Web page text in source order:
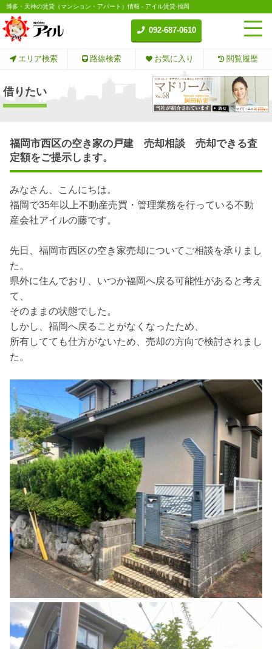
博多・天神の賃貸（マンション・アパート）情報 - アイル賃貸-福岡
092-687-0610
エリア検索 路線検索 お気に入り 閲覧履歴
借りたい
福岡市西区の空き家の戸建 売却相談 売却できる査
定額をご提示します。
みなさん、こんにちは。
福岡で35年以上不動産売買・管理業務を行っている不動
産会社アイルの藤です。
先日、福岡市西区の空き家売却についてご相談を承りまし
た。
県外に住んでおり、いつか福岡へ戻る可能性があると考え
て、
そのままの状態でした。
しかし、福岡へ戻ることがなくなったため、
所有してても仕方がないため、売却の方向で検討されまし
た。